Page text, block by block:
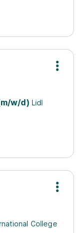
w/d) Lidl
College